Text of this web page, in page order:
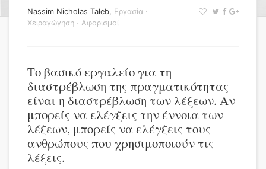
Nassim Nicholas Taleb, Εργασία ·
Χειραγώγηση · Αφορισμοί
Το βασικό εργαλείο για τη
διαστρέβλωση της πραγματικότητας
είναι η διαστρέβλωση των λέξεων. Αν
μπορείς να ελέγξεις την έννοια των
λέξεων, μπορείς να ελέγξεις τους
ανθρώπους που χρησιμοποιούν τις
λέξεις.